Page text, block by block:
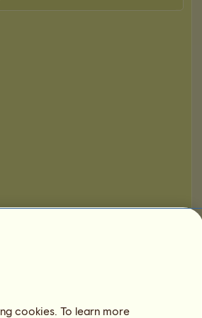
cookies. To learn more